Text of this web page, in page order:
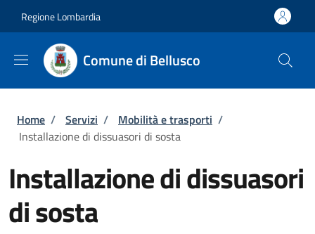
Regione Lombardia
Comune di Bellusco
Briciole di pane
Home / Servizi / Mobilità e trasporti /
Installazione di dissuasori di sosta
Installazione di dissuasori
di sosta